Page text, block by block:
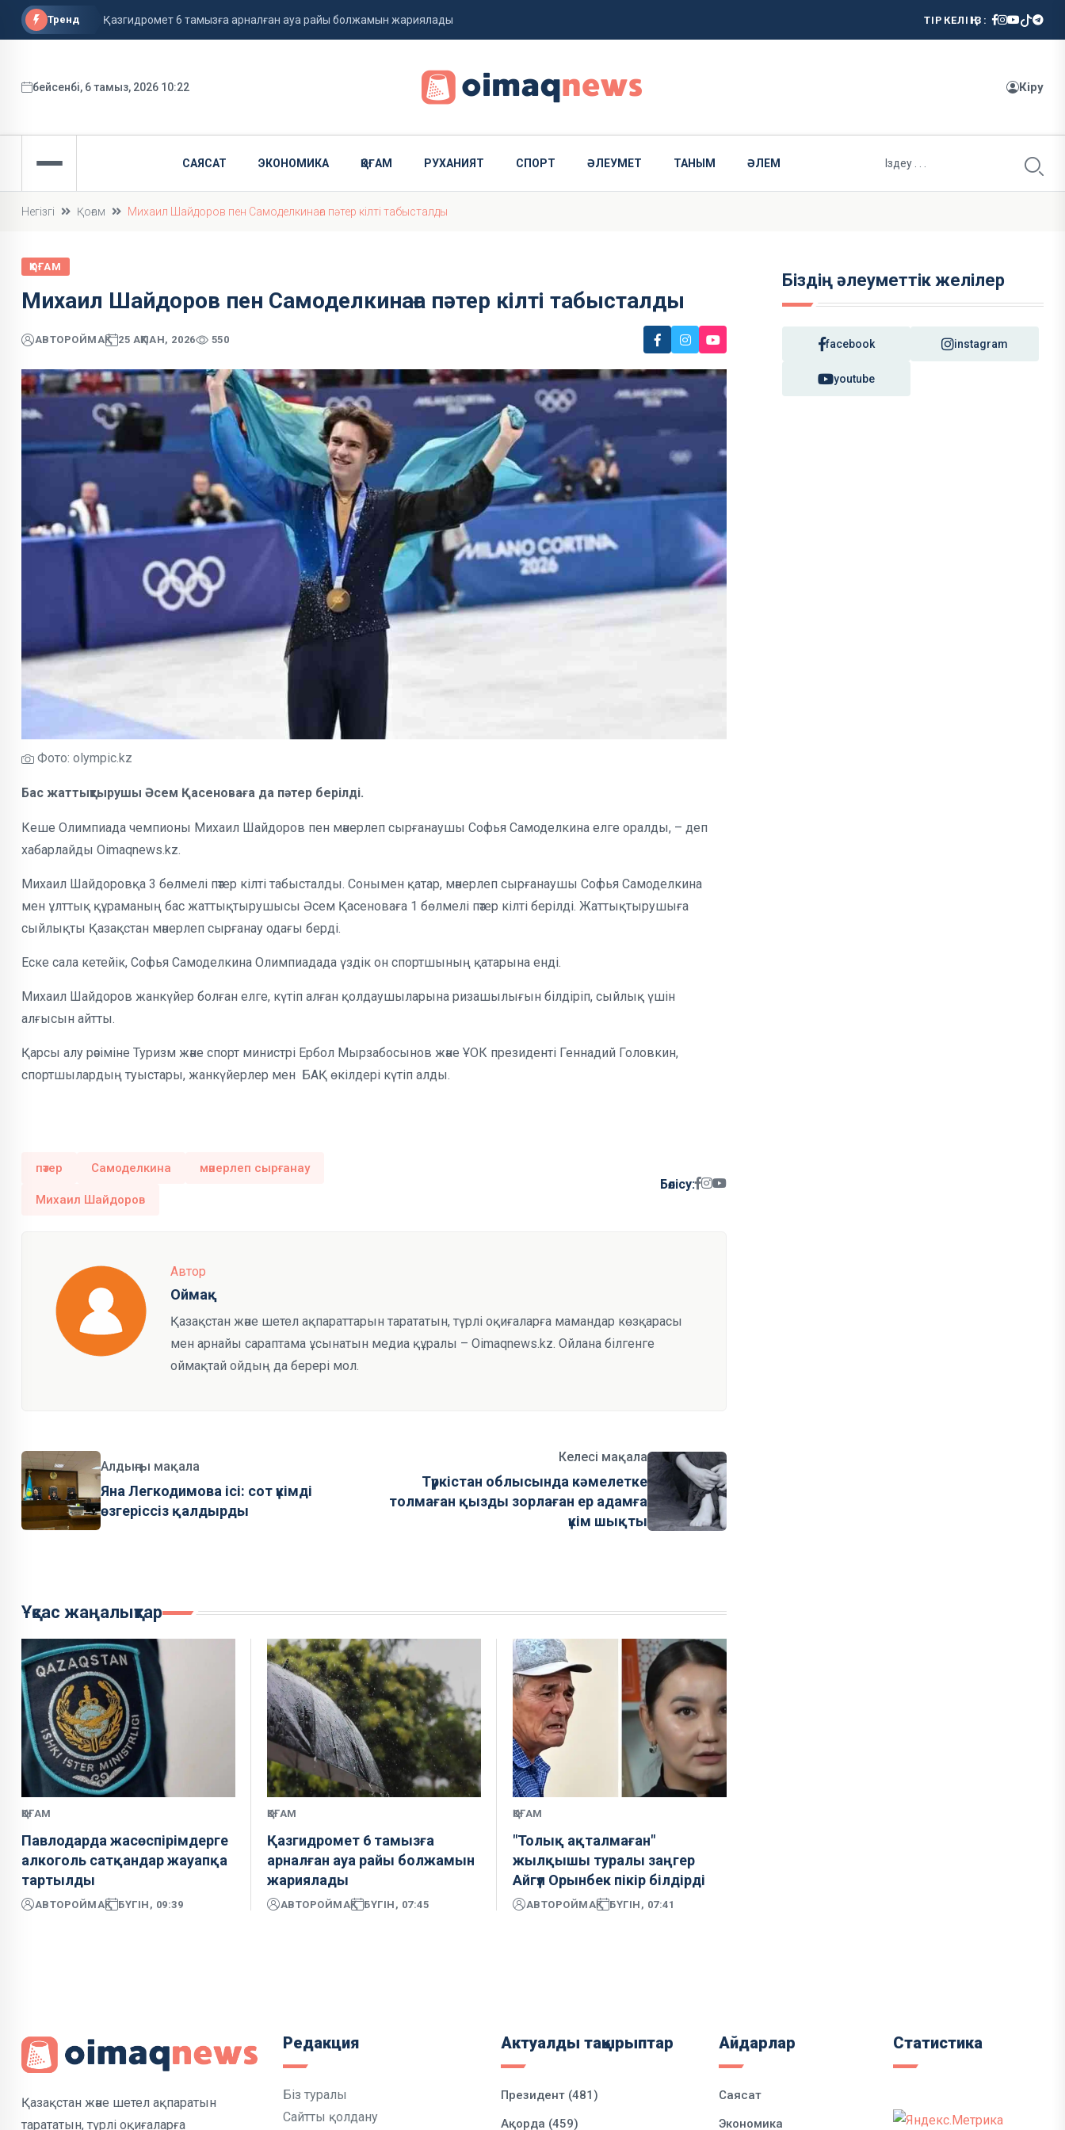
Тренд Қазгидромет 6 тамызға арналған ауа райы болжамын жариялады
Павлодарда жасөспірімдерге алкоголь сатқандар жауапқа тартылды
ТІРКЕЛІҢІЗ:
бейсенбі, 6 тамыз, 2026 10:22 Кіру
САЯСАТ ЭКОНОМИКА ҚОҒАМ РУХАНИЯТ СПОРТ ӘЛЕУМЕТ ТАНЫМ ӘЛЕМ
Негізгі Қоғам Михаил Шайдоров пен Самоделкинаға пәтер кілті табысталды
ҚОҒАМ
Михаил Шайдоров пен Самоделкинаға пәтер кілті табысталды
АВТОРОЙМАҚ 25 АҚПАН, 2026 550
Фото: olympic.kz
Бас жаттықтырушы Әсем Қасеноваға да пәтер берілді.
Кеше Олимпиада чемпионы Михаил Шайдоров пен мәнерлеп сырғанаушы Софья Самоделкина елге оралды, – деп
хабарлайды Oimaqnews.kz.
Михаил Шайдоровқа 3 бөлмелі пәтер кілті табысталды. Сонымен қатар, мәнерлеп сырғанаушы Софья Самоделкина
мен ұлттық құраманың бас жаттықтырушысы Әсем Қасеноваға 1 бөлмелі пәтер кілті берілді. Жаттықтырушыға
сыйлықты Қазақстан мәнерлеп сырғанау одағы берді.
Еске сала кетейік, Софья Самоделкина Олимпиадада үздік он спортшының қатарына енді.
Михаил Шайдоров жанкүйер болған елге, күтіп алған қолдаушыларына ризашылығын білдіріп, сыйлық үшін
алғысын айтты.
Қарсы алу рәсіміне Туризм және спорт министрі Ербол Мырзабосынов және ҰОК президенті Геннадий Головкин,
спортшылардың туыстары, жанкүйерлер мен БАҚ өкілдері күтіп алды.
пәтер Самоделкина мәнерлеп сырғанау
Михаил Шайдоров
Бөлісу:
Автор
Оймақ
Қазақстан және шетел ақпараттарын тарататын, түрлі оқиғаларға мамандар көзқарасы
мен арнайы сараптама ұсынатын медиа құралы – Oimaqnews.kz. Ойлана білгенге
оймақтай ойдың да берері мол.
Алдыңғы мақала
Яна Легкодимова ісі: сот үкімді
өзгеріссіз қалдырды
Келесі мақала
Түркістан облысында кәмелетке
толмаған қызды зорлаған ер адамға
үкім шықты
Ұқсас жаңалықтар
ҚОҒАМ
Павлодарда жасөспірімдерге
алкоголь сатқандар жауапқа
тартылды
АВТОРОЙМАҚ БҮГІН, 09:39
ҚОҒАМ
Қазгидромет 6 тамызға
арналған ауа райы болжамын
жариялады
АВТОРОЙМАҚ БҮГІН, 07:45
ҚОҒАМ
"Толық ақталмаған"
жылқышы туралы заңгер
Айгүл Орынбек пікір білдірді
АВТОРОЙМАҚ БҮГІН, 07:41
Біздің әлеуметтік желілер
facebook instagram
youtube
Қазақстан және шетел ақпаратын
тарататын, түрлі оқиғаларға
Редакция
Біз туралы
Сайтты қолдану
Актуалды тақырыптар
Президент (481)
Ақорда (459)
Айдарлар
Саясат
Экономика
Статистика